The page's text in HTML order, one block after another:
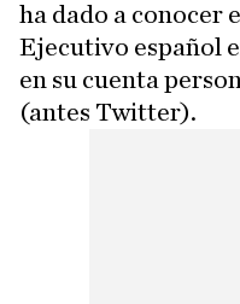
ha dado a conocer
Ejecutivo español
en su cuenta
(antes Twitter).